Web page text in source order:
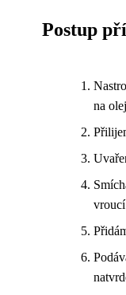
Postup
na